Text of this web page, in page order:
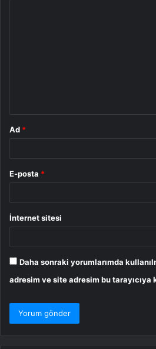
Ad *
E-posta *
İnternet sitesi
Daha sonraki yorumlarımda
adresim ve site adresim bu tarayıcıya